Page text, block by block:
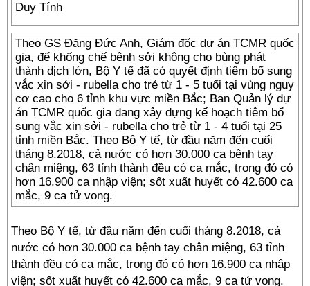
Duy Tính
Theo GS Đặng Đức Anh, Giám đốc dự án TCMR quốc
gia, để khống chế bệnh sởi không cho bùng phát
thành dịch lớn, Bộ Y tế đã có quyết định tiêm bổ sung
vắc xin sởi - rubella cho trẻ từ 1 - 5 tuổi tại vùng nguy
cơ cao cho 6 tỉnh khu vực miền Bắc; Ban Quản lý dự
án TCMR quốc gia đang xây dựng kế hoạch tiêm bổ
sung vắc xin sởi - rubella cho trẻ từ 1 - 4 tuổi tại 25
tỉnh miền Bắc. Theo Bộ Y tế, từ đầu năm đến cuối
tháng 8.2018, cả nước có hơn 30.000 ca bệnh tay
chân miệng, 63 tỉnh thành đều có ca mắc, trong đó có
hơn 16.900 ca nhập viện; sốt xuất huyết có 42.600 ca
mắc, 9 ca tử vong.
Theo Bộ Y tế, từ đầu năm đến cuối tháng 8.2018, cả
nước có hơn 30.000 ca bệnh tay chân miệng, 63 tỉnh
thành đều có ca mắc, trong đó có hơn 16.900 ca nhập
viện; sốt xuất huyết có 42.600 ca mắc, 9 ca tử vong.